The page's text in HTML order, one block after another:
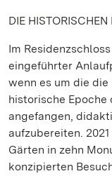
DIE
Im
eingeführter
wenn es um die
historische
angefangen,
aufzubereiten.
Gärten in zehn
konzipierten